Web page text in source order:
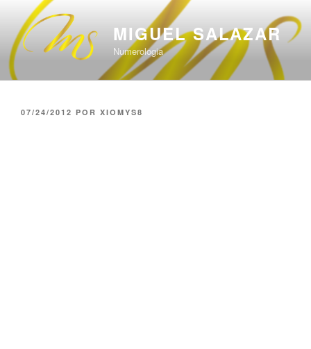
contenido
MIGUEL SALAZAR
Numerologia
PUBLICADO
07/24/2012 POR XIOMYS8